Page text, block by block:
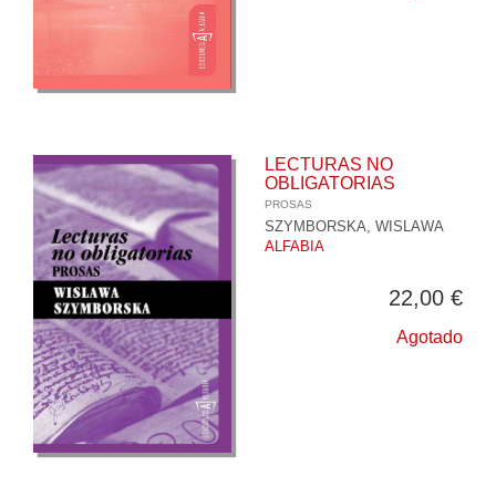
LECTURAS NO
OBLIGATORIAS
PROSAS
SZYMBORSKA, WISLAWA
ALFABIA
22,00 €
Agotado